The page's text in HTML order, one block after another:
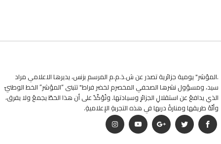
.المؤشر" يومية جزائرية تصدر عن ش.ذ.م.م المرسم بزنس، يديرها الاعلامي مراد
سيد، ومسؤول نشرها الصحفي المخصرم لخضر فراط" تتبنى “المؤشر” الخط الوطنيّ
الذي يدافعُ عن استقلالِ الجزائرِ وسيادتها. وتُؤكّدُ على أن هذا الخطّ يجمعُ ولا يفرق،
وأنّهُ طريقها ومنارةُ دربها في هذه التجربةِ الإعلاميةِ.